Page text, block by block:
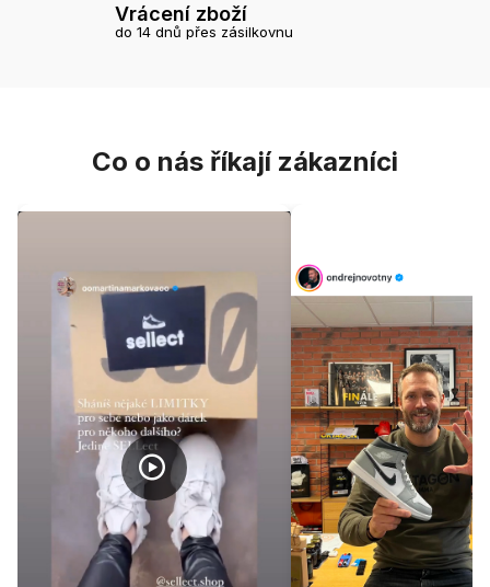
Vrácení zboží
do 14 dnů přes zásilkovnu
Co o nás říkají zákazníci